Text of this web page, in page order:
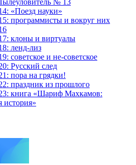
№ 13
«Поезд науки»
программисты и вокруг них
клоны и виртуалы
ленд-лиз
советское и не-советское
Русский след
пора на грядки!
праздник из прошлого
книга «Шариф Махкамов:
история»